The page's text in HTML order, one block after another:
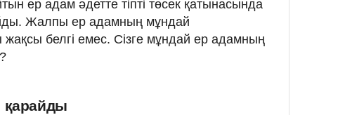
ер адам әдетте тіпті төсек қатынасында
Жалпы ер адамның мұндай
жақсы белгі емес. Сізге мұндай ер адамның
қарайды